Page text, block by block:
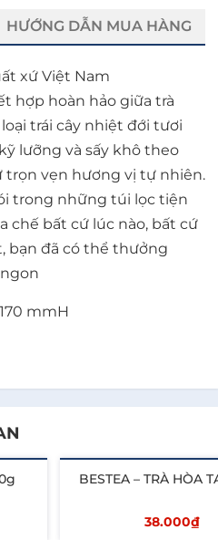
HƯỚNG DẪN MUA HÀNG
xứ Việt Nam
hợp hoàn hảo giữa trà
trái cây nhiệt đới tươi
lưỡng và sấy khô theo
vẹn hương vị tự nhiên.
trong những túi lọc tiện
chế bất cứ lúc nào, bất cứ
bạn đã có thể thưởng
mmH
BESTEA – TRÀ HÒA
38.000₫